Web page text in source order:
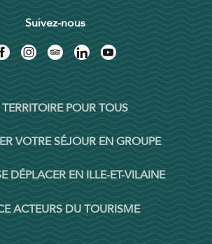
Suivez-nous
TERRITOIRE POUR TOUS
VOTRE SÉJOUR EN GROUPE
DÉPLACER EN ILLE-ET-VILAINE
ACTEURS DU TOURISME